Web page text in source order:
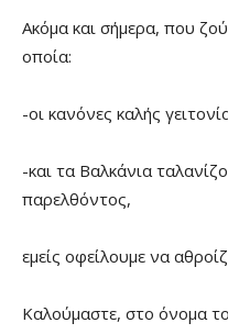
Ακόμα και σήμερα, που
οποία:
-οι κανόνες καλής
-και τα Βαλκάνια
παρελθόντος,
εμείς οφείλουμε να
Καλούμαστε, στο όνομα